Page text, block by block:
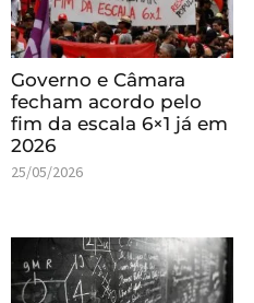
Governo e Câmara
fecham acordo pelo
fim da escala 6×1 já em
2026
25/05/2026